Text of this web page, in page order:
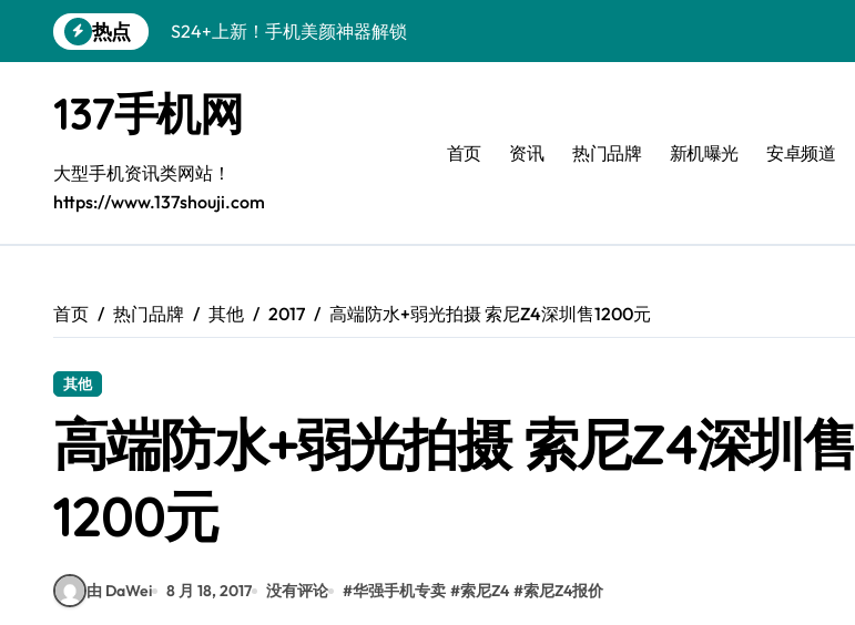
到
热点
S24+上新！手机美颜神器解锁
A56 5G登场，刷新三星时尚新高度！
三星S26上新！3招秒变手机个性美学
S25美学攻略：解锁三星个性炫彩新姿势
C55 5G潮玩秘籍：定制时尚新态度
Galaxy Z Flip6：折叠间，尽显潮流魔力！
S25 Ultra颜值炸裂！定制主题潮到没朋友！
137手机网
大型手机资讯类网站！
https://www.137shouji.com
首页 资讯 热门品牌 新机曝光 安卓频道
首页 热门品牌 其他 2017 高端防水+弱光拍摄 索尼Z4深圳售1200元
其他
高端防水+弱光拍摄 索尼Z4深圳售
1200元
由 DaWei 8 月 18, 2017 没有评论 #华强手机专卖 #索尼Z4 #索尼Z4报价